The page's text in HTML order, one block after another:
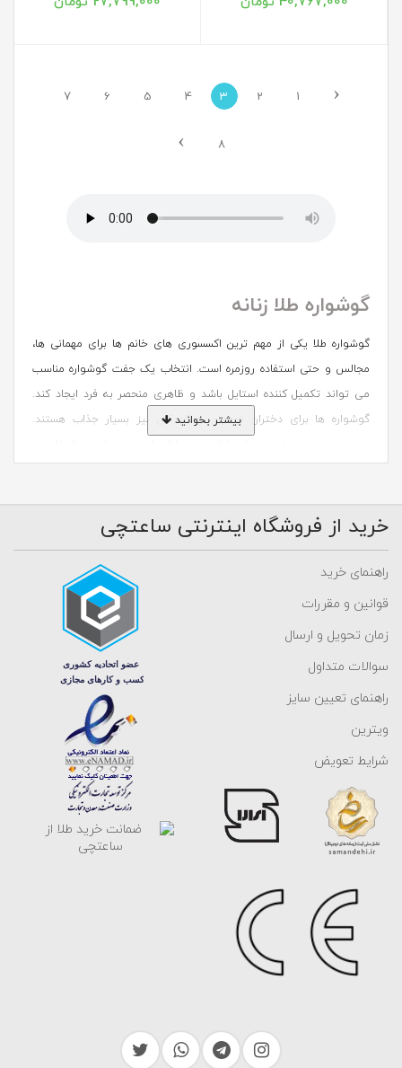
‹
1
2
3
4
5
6
7
8
›
گوشواره طلا زنانه
گوشواره طلا یکی از مهم ترین اکسسوری های خانم ها برای مهمانی ها،
مجالس و حتی استفاده روزمره است. انتخاب یک جفت گوشواره مناسب
می تواند تکمیل کننده استایل باشد و ظاهری منحصر به فرد ایجاد کند.
گوشواره ها برای دختران نوجوان و کودکان نیز بسیار جذاب هستند.
محسوب می شود و در سال های اخیر، بسیاری از بانوان جوان چند مدل
های طلا در مدل های متنوعی از ساده تا کلاسیک طراحی می شوند تا
متناسب با سلیقه و سبک پوشش هر فرد انتخاب شوند.
خرید شیکترین و جدیدترین گوشواره طلا
خوشبختانه گوشواره های طلا زنانه در مدل های متنوعی طراحی شده اند تا
پاسخگوی هر سلیقه و بودجه ای باشند. مدل هایی مانند میخی، بخیه ای،
ایرکاف، آویزدار، حلقه ای و کلیپسی از محبوب ترین انواع گوشواره به
شمار می روند و تنوع آن ها انتخاب مناسب را برای هر سبک و موقعیتی
آسان می کند. همچنین گوشواره هایی که در طراحی آن ها از سنگ، نگین
یا مروارید استفاده شده، جلوه ای خاص و چشمگیر به گوش می بخشند و
شوند.
در گالری ساعتچی، گوشوارهها در انواع مختلفی مانند گوشواره میخی،
بیشتر بخوانید
خرید از فروشگاه اینترنتی ساعتچی
راهنمای خرید
قوانین و مقررات
زمان تحویل و ارسال
سوالات متداول
راهنمای تعیین سایز
ویترین
شرایط تعویض